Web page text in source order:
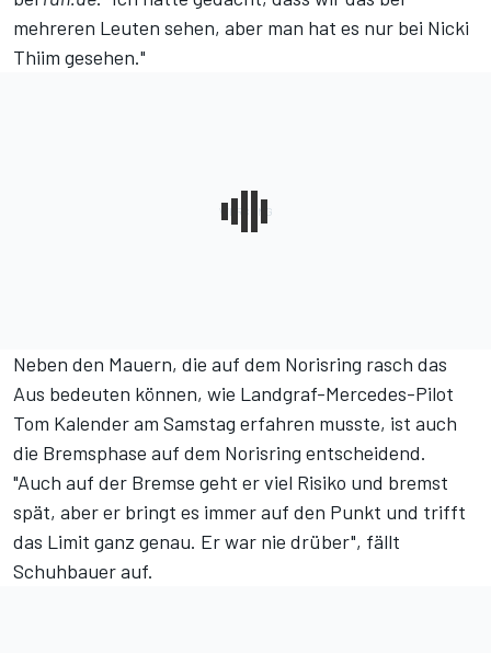
mehreren Leuten sehen, aber man hat es nur bei Nicki
Thiim gesehen."
Neben den Mauern, die auf dem Norisring rasch das
Aus bedeuten können, wie Landgraf-Mercedes-Pilot
Tom Kalender am Samstag erfahren musste, ist auch
die Bremsphase auf dem Norisring entscheidend.
"Auch auf der Bremse geht er viel Risiko und bremst
spät, aber er bringt es immer auf den Punkt und trifft
das Limit ganz genau. Er war nie drüber", fällt
Schuhbauer auf.